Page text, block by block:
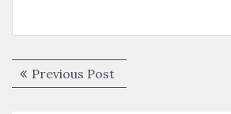
Navigazione
articoli
Previous PostPrevious
post: